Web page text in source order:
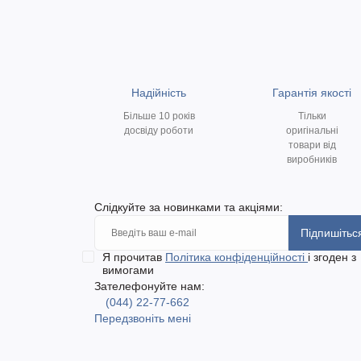
Надійність
Більше 10 років
досвіду роботи
Гарантія якості
Тільки
оригінальні
товари від
виробників
Слідкуйте за новинками та акціями:
Я прочитав Політика конфіденційності і згоден з
вимогами
Зателефонуйте нам:
(044) 22-77-662
Передзвоніть мені